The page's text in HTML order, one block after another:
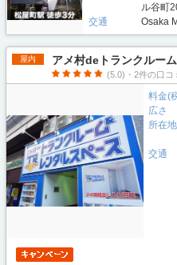
ル谷町
交通
Osaka
屋内 アメ村deトランクルー
(5.0)・2件の口コ
料金(
広さ
所在地
交通